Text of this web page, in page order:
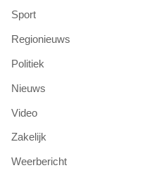
Sport
Regionieuws
Politiek
Nieuws
Video
Zakelijk
Weerbericht